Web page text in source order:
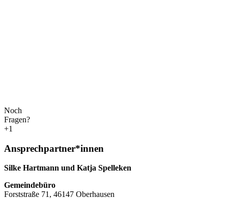
Noch
Fragen?
+1
Ansprechpartner*innen
Silke Hartmann und Katja Spelleken
Gemeindebüro
Forststraße 71, 46147 Oberhausen